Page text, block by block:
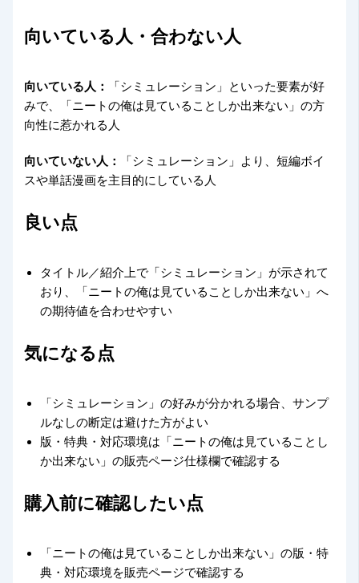
向いている人・合わない人
向いている人：
「シミュレーション」といった要素が好
みで、「ニートの俺は見ていることしか出来ない」の方
向性に惹かれる人
向いていない人：
「シミュレーション」より、短編ボイ
スや単話漫画を主目的にしている人
良い点
タイトル／紹介上で「シミュレーション」が示されて
おり、「ニートの俺は見ていることしか出来ない」へ
の期待値を合わせやすい
気になる点
「シミュレーション」の好みが分かれる場合、サンプ
ルなしの断定は避けた方がよい
版・特典・対応環境は「ニートの俺は見ていることし
か出来ない」の販売ページ仕様欄で確認する
購入前に確認したい点
「ニートの俺は見ていることしか出来ない」の版・特
典・対応環境を販売ページで確認する